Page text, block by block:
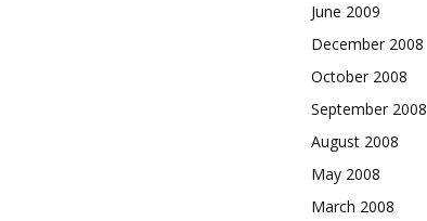
June 2009
December 2008
October 2008
September 2008
August 2008
May 2008
March 2008